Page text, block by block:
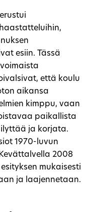
esiin. Tässä
että koulu
aikansa
kimppu, vaan
paikallista
ja korjata.
1970-luvun
2008
mukaisesti
ja laajennetaan.